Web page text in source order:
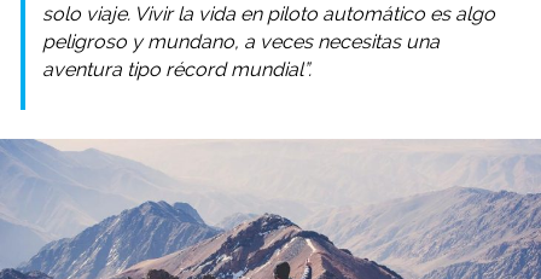
solo viaje. Vivir la vida en piloto automático es algo
peligroso y mundano, a veces necesitas una
aventura tipo récord mundial”.